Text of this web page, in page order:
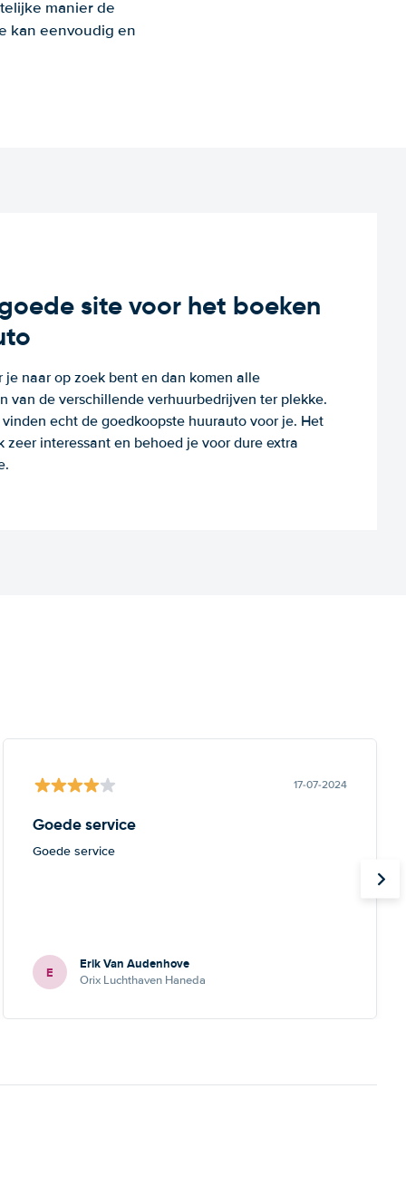
manier de
kan eenvoudig en
site voor het boeken
naar op zoek bent en dan komen alle
van de verschillende verhuurbedrijven ter plekke.
echt de goedkoopste huurauto voor je. Het
zeer interessant en behoed je voor dure extra
17-07-2024
Goede service
Goede service
E Erik Van Audenhove
Orix Luchthaven Haneda